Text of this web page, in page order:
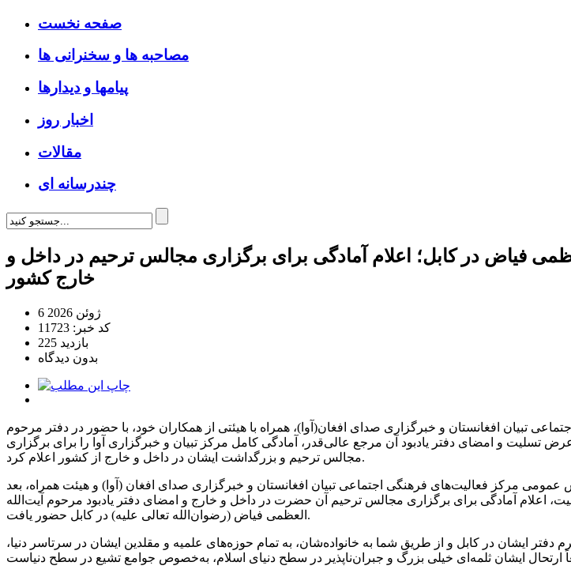
صفحه نخست
مصاحبه ها و سخنرانی ها
پیامها و دیدارها
اخبار روز
مقالات
چندرسانه ای
فیاض در کابل؛ اعلام آمادگی برای برگزاری مجالس ترحیم در داخل و
خارج کشور
6 ژوئن 2026
کد خبر: 11723
225 بازدید
بدون دیدگاه
افغانستان و خبرگزاری صدای افغان(آوا)، همراه با هیئتی از همکاران خود، با حضور در دفتر مرحوم
تسلیت و امضای دفتر یادبود آن مرجع عالی‌قدر، آمادگی کامل مرکز تبیان و خبرگزاری آوا را برای برگزاری
مجالس ترحیم و بزرگداشت ایشان در داخل و خارج از کشور اعلام کرد.
مرکز فعالیت‌های فرهنگی اجتماعی تبیان افغانستان و خبرگزاری صدای افغان (آوا) و هیئت همراه، بعد
خواندن فاتحه، عرض تسلیت، اعلام آمادگی برای برگزاری مجالس ترحیم آن حضرت در داخل و خارج و امضای دفتر یادبود مرحوم آیت‌الله
العظمی فیاض (رضوان‌الله تعالی علیه) در کابل حضور یافت.
ایشان در کابل و از طریق شما به خانواده‌شان، به تمام حوزه‌های علمیه و مقلدین ایشان در سرتاسر دنیا،